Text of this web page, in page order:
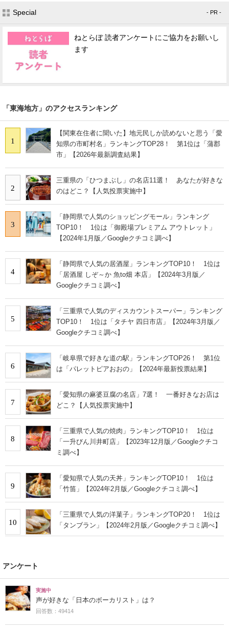
Special - PR -
ねとらぼ 読者アンケートにご協力をお願いし
ます
「東海地方」のアクセスランキング
1
【関東在住者に聞いた】地元民しか読めないと思う「愛
知県の市町村名」ランキングTOP28！ 第1位は「蒲郡
市」【2026年最新調査結果】
2
三重県の「ひつまぶし」の名店11選！ あなたが好きな
のはどこ？【人気投票実施中】
3
「静岡県で人気のショッピングモール」ランキング
TOP10！ 1位は「御殿場プレミアム アウトレット」
【2024年1月版／Googleクチコミ調べ】
4
「静岡県で人気の居酒屋」ランキングTOP10！ 1位は
「居酒屋 しぞ～か 魚to畑 本店」【2024年3月版／
Googleクチコミ調べ】
5
「三重県で人気のディスカウントスーパー」ランキング
TOP10！ 1位は「タチヤ 四日市店」【2024年3月版／
Googleクチコミ調べ】
6
「岐阜県で好きな道の駅」ランキングTOP26！ 第1位
は「パレットピアおおの」【2024年最新投票結果】
7
「愛知県の麻婆豆腐の名店」7選！ 一番好きなお店は
どこ？【人気投票実施中】
8
「三重県で人気の焼肉」ランキングTOP10！ 1位は
「一升びん川井町店」【2023年12月版／Googleクチコ
ミ調べ】
9
「愛知県で人気の天丼」ランキングTOP10！ 1位は
「竹笛」【2024年2月版／Googleクチコミ調べ】
10
「三重県で人気の洋菓子」ランキングTOP20！ 1位は
「タンブラン」【2024年2月版／Googleクチコミ調べ】
アンケート
実施中
声が好きな「日本のボーカリスト」は？
回答数：49414